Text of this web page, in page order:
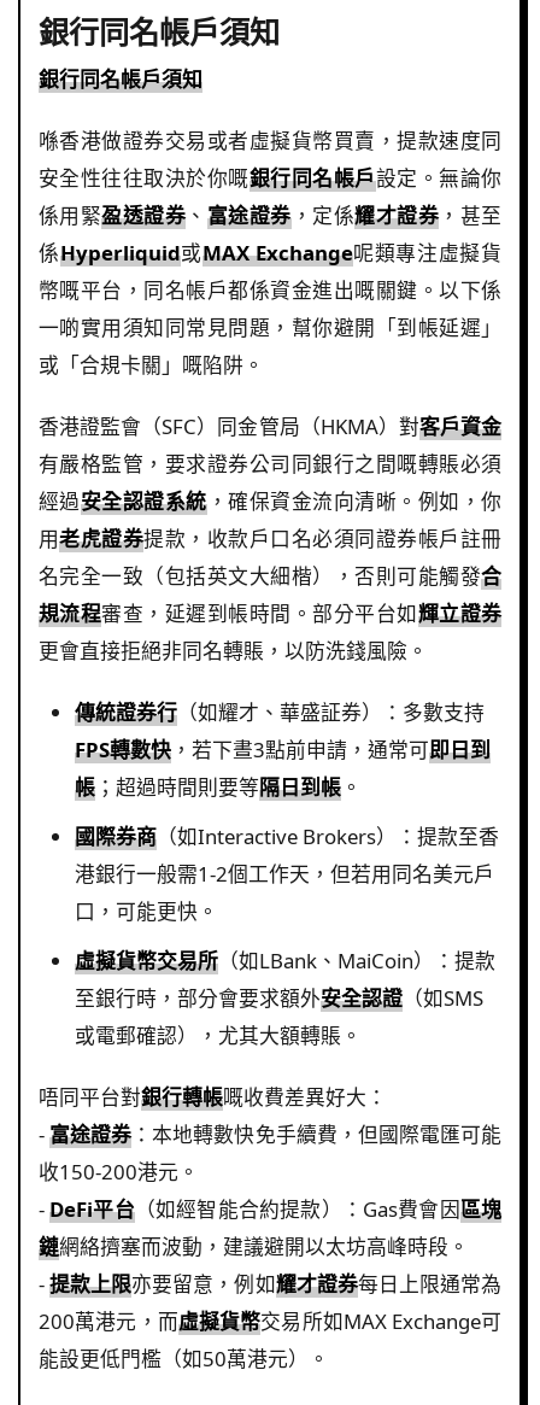
銀行同名帳戶須知
銀行同名帳戶須知
喺香港做證券交易或者虛擬貨幣買賣，提款速度同
安全性往往取決於你嘅銀行同名帳戶設定。無論你
係用緊盈透證券、 富途證券，定係耀才證券，甚至
係Hyperliquid或MAX Exchange呢類專注虛擬貨
幣嘅平台，同名帳戶都係資金進出嘅關鍵。以下係
一啲實用須知同常見問題，幫你避開「到帳延遲」
或「合規卡關」嘅陷阱。
香港證監會（SFC）同金管局（HKMA）對客戶資金
有嚴格監管，要求證券公司同銀行之間嘅轉賬必須
經過安全認證系統，確保資金流向清晰。例如，你
用老虎證券提款，收款戶口名必須同證券帳戶註冊
名完全一致（包括英文大細楷），否則可能觸發合
規流程審查，延遲到帳時間。部分平台如輝立證券
更會直接拒絕非同名轉賬，以防洗錢風險。
傳統證券行 （如耀才、華盛証券）：多數支持
FPS轉數快 ，若下晝3點前申請，通常可即日到
帳 ；超過時間則要等隔日到帳 。
國際券商 （如Interactive Brokers）：提款至香
港銀行一般需1-2個工作天，但若用同名美元戶
口，可能更快。
虛擬貨幣交易所 （如LBank、MaiCoin）：提款
至銀行時，部分會要求額外安全認證 （如SMS
或電郵確認），尤其大額轉賬。
唔同平台對銀行轉帳嘅收費差異好大：
-富途證券：本地轉數快免手續費，但國際電匯可能
收150-200港元。
-DeFi平台（如經智能合約提款）：Gas費會因區塊
鏈網絡擠塞而波動，建議避開以太坊高峰時段。
-提款上限亦要留意，例如耀才證券每日上限通常為
200萬港元，而虛擬貨幣交易所如MAX Exchange可
能設更低門檻（如50萬港元）。